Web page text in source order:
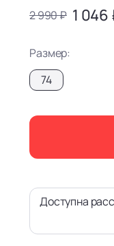
2 990 ₽ 1 046
Размер:
74
Доступна